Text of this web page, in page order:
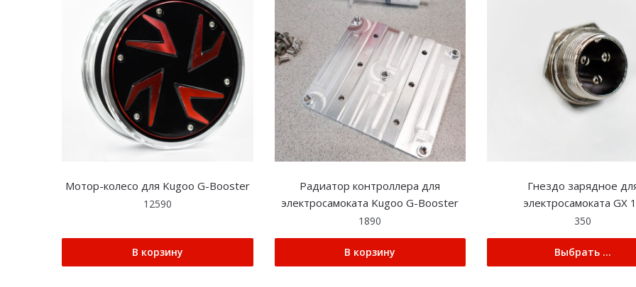
Мотор-колесо для Kugoo G-Booster
12590
В корзину
Радиатор контроллера для
электросамоката Kugoo G-Booster
1890
В корзину
Гнездо зарядное
электросамоката GX
350
Выбрать ...